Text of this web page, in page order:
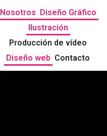
Nosotros Diseño Gráfico
Ilustración
Producción de vídeo
Diseño web Contacto